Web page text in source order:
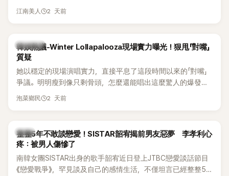
作品，躍升為韓劇新一代女神代表，不僅演技備受肯定，精緻
細身材下的超狂背肌與肩膀線條，反差感十足，讓不少網友看
傻直呼：「原來她身材這麼猛！」
江南美人 2 天前
熱議討論
韓娛熱議-Winter Lollapalooza現場實力曝光！狠甩「對嘴」
質疑
她以穩定的現場演唱實力，直接平息了這段時間以來的「對嘴」
爭議。明明瘦到像只剩骨頭，怎麼還能唱出這麼驚人的爆發力
和音量？
泡菜鄉民 2 天前
韓星
整整5年不敢談戀愛！SISTAR韶宥揭前男友惡夢 李孝利心
疼：被男人傷慘了
南韓女團SISTAR出身的歌手韶宥近日登上JTBC戀愛談話節目
《戀愛戰爭》，罕見談及自己的感情生活，不僅坦言已經整整5